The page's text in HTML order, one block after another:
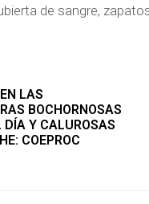
de sangre,
LAS
BOCHORNOSAS
DÍA Y CALUROSAS
COEPROC